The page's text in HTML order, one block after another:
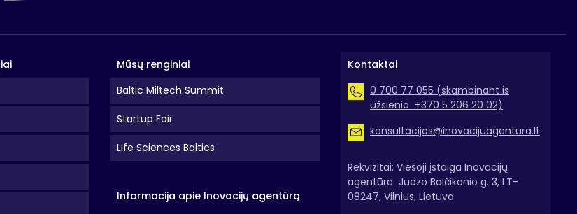
Mūsų renginiai
Baltic Miltech Summit
Startup Fair
Life Sciences Baltics
Informacija apie Inovacijų agentūrą
Kontaktai
0 700 77 055 (skambinant iš
užsienio +370 5 206 20 02)
konsultacijos@inovacijuagentura.lt
Rekvizitai: Viešoji įstaiga Inovacijų
agentūra Juozo Balčikonio g. 3, LT-
08247, Vilnius, Lietuva